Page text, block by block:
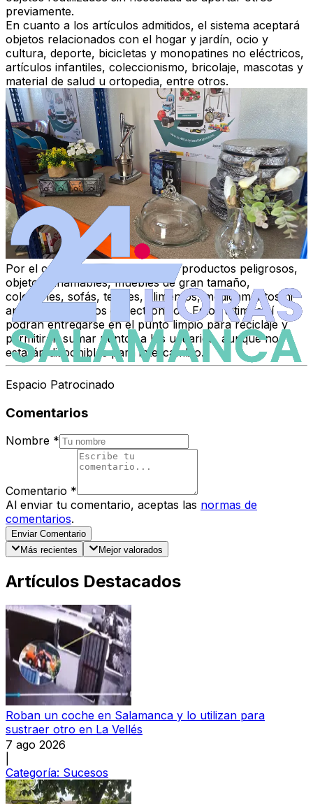
previamente.
En cuanto a los artículos admitidos, el sistema aceptará
objetos relacionados con el hogar y jardín, ocio y
cultura, deporte, bicicletas y monopatines no eléctricos,
artículos infantiles, coleccionismo, bricolaje, mascotas y
material de salud u ortopedia, entre otros.
Por el contrario, no se admitirán productos peligrosos,
objetos inflamables, muebles de gran tamaño,
colchones, sofás, textiles, alimentos, medicamentos ni
aparatos eléctricos o electrónicos. Estos últimos sí
podrán entregarse en el punto limpio para reciclaje y
permitirán sumar puntos a los usuarios, aunque no
estarán disponibles para intercambio.
Espacio Patrocinado
Comentarios
Nombre *
Comentario *
Al enviar tu comentario, aceptas las normas de
comentarios.
Enviar Comentario
Más recientes
Mejor valorados
Artículos Destacados
Roban un coche en Salamanca y lo utilizan para
sustraer otro en La Vellés
7 ago 2026
Categoría: Sucesos